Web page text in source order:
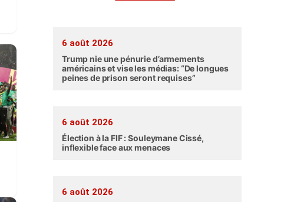
6 août 2026
Trump nie une pénurie d’armements
américains et vise les médias: “De longues
peines de prison seront requises”
6 août 2026
Élection à la FIF : Souleymane Cissé,
inflexible face aux menaces
6 août 2026